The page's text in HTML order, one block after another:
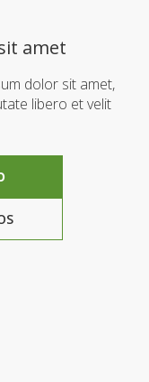
amet
dolor sit amet,
libero et velit